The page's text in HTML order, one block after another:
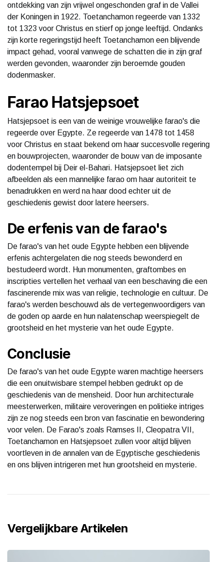
ontdekking van zijn vrijwel ongeschonden graf in de Vallei
der Koningen in 1922. Toetanchamon regeerde van 1332
tot 1323 voor Christus en stierf op jonge leeftijd. Ondanks
zijn korte regeringstijd heeft Toetanchamon een blijvende
impact gehad, vooral vanwege de schatten die in zijn graf
werden gevonden, waaronder zijn beroemde gouden
dodenmasker.
Farao Hatsjepsoet
Hatsjepsoet is een van de weinige vrouwelijke farao's die
regeerde over Egypte. Ze regeerde van 1478 tot 1458
voor Christus en staat bekend om haar succesvolle regering
en bouwprojecten, waaronder de bouw van de imposante
dodentempel bij Deir el-Bahari. Hatsjepsoet liet zich
afbeelden als een mannelijke farao om haar autoriteit te
benadrukken en werd na haar dood echter uit de
geschiedenis gewist door latere heersers.
De erfenis van de farao's
De farao's van het oude Egypte hebben een blijvende
erfenis achtergelaten die nog steeds bewonderd en
bestudeerd wordt. Hun monumenten, graftombes en
inscripties vertellen het verhaal van een beschaving die een
fascinerende mix was van religie, technologie en cultuur. De
farao's werden beschouwd als de vertegenwoordigers van
de goden op aarde en hun nalatenschap weerspiegelt de
grootsheid en het mysterie van het oude Egypte.
Conclusie
De farao's van het oude Egypte waren machtige heersers
die een onuitwisbare stempel hebben gedrukt op de
geschiedenis van de mensheid. Door hun architecturale
meesterwerken, militaire veroveringen en politieke intriges
zijn ze nog steeds een bron van fascinatie en bewondering
voor velen. De Farao's zoals Ramses II, Cleopatra VII,
Toetanchamon en Hatsjepsoet zullen voor altijd blijven
voortleven in de annalen van de Egyptische geschiedenis
en ons blijven intrigeren met hun grootsheid en mysterie.
Vergelijkbare Artikelen